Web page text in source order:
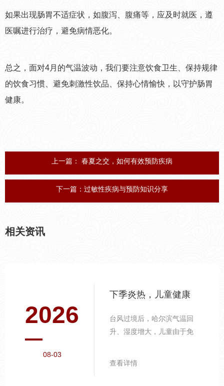
如果出现肠胃不适症状，如腹泻、腹痛等，应及时就医，遵
医嘱进行治疗，避免病情恶化。
总之，面对4月的气温波动，我们要注意饮食卫生、保持规律
的饮食习惯、避免刺激性饮品、保持心情愉快，以守护肠胃
健康。
上一篇： 春夏之交，如何有效预防疾病
下一篇： 过敏性疾病与预防知识分享
相关资讯
2026
08-03
下季炎热，儿童健康
台风过境后，哈尔滨气温回
升、湿度增大，儿童由于免
查看详情